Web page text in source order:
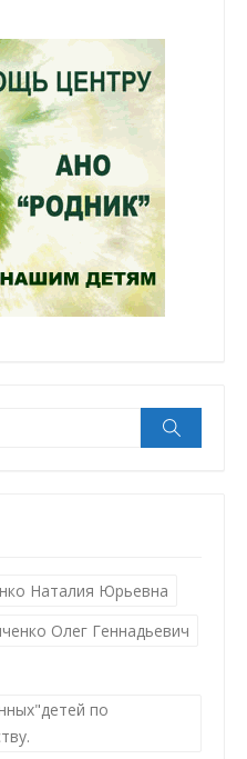
Наталия Юрьевна
Олег Геннадьевич
по